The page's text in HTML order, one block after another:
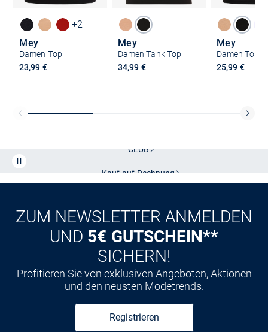
+2
Mey
Damen Top
23,99 €
Mey
Damen Tank Top
34,99 €
Mey
Damen Top
25,99 €
CLUB
Kauf auf Rechnung
ZUM NEWSLETTER ANMELDEN
UND 5€ GUTSCHEIN**
SICHERN!
Profitieren Sie von exklusiven Angeboten, Aktionen
und den neusten Modetrends.
Registrieren